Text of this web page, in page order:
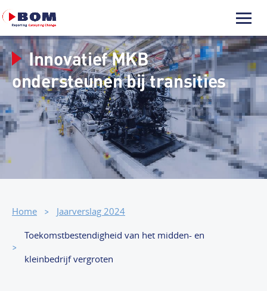
Innovatief MKB
ondersteunen bij transities
Home
Jaarverslag 2024
Toekomstbestendigheid van het midden- en
kleinbedrijf vergroten